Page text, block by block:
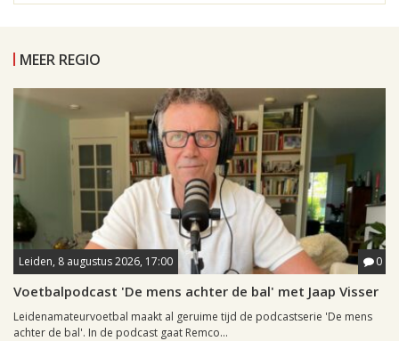
MEER REGIO
Leiden, 8 augustus 2026, 17:00 0
Voetbalpodcast 'De mens achter de bal' met Jaap Visser
Leidenamateurvoetbal maakt al geruime tijd de podcastserie 'De mens
achter de bal'. In de podcast gaat Remco...